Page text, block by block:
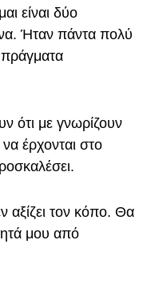
είναι δύο
Ήταν πάντα πολύ
ότι με γνωρίζουν
έρχονται στο
αξίζει τον κόπο. Θα
μου από